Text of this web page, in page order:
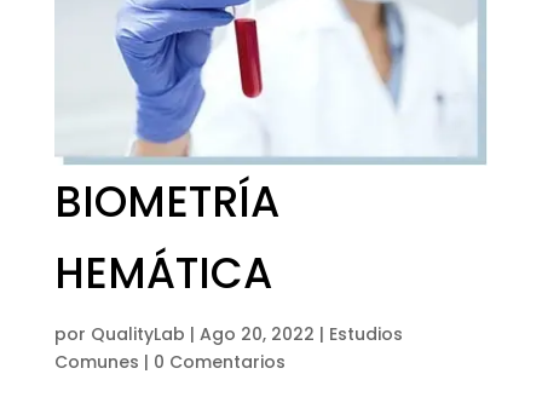
BIOMETRÍA
HEMÁTICA
por QualityLab | Ago 20, 2022 | Estudios
Comunes | 0 Comentarios